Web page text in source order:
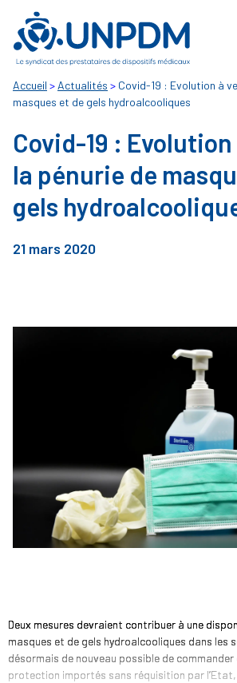
Accueil > Actualités > Covid-19 : Evolution à
masques et de gels hydroalcooliques
Covid-19 :
la pénurie de
gels
21 mars 2020
Deux mesures devraient contribuer à une
masques et de gels hydroalcooliques dans les
désormais de nouveau possible de
protection importés sans réquisition par l’Etat,